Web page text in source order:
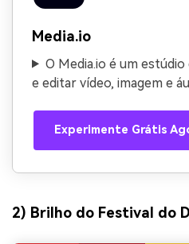
Media.io
O Media.io é um
e editar vídeo, imagem e
Experimente Grátis
2) Brilho do Festival do